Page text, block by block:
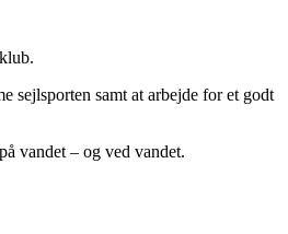
sejlsporten samt at arbejde for et godt
vandet – og ved vandet.